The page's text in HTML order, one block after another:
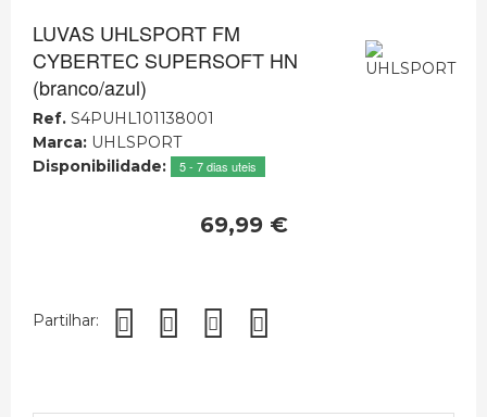
LUVAS UHLSPORT FM
CYBERTEC SUPERSOFT HN
(branco/azul)
Ref. S4PUHL101138001
Marca: UHLSPORT
Disponibilidade:
5 - 7 dias uteis
69,99 €
Partilhar: